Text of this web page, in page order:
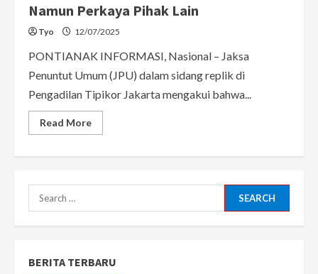
Namun Perkaya Pihak Lain
Tyo 12/07/2025
PONTIANAK INFORMASI, Nasional – Jaksa
Penuntut Umum (JPU) dalam sidang replik di
Pengadilan Tipikor Jakarta mengakui bahwa...
Read MoreRead
more
Keuntungan
Perkaya
Search
for:
BERITA TERBARU